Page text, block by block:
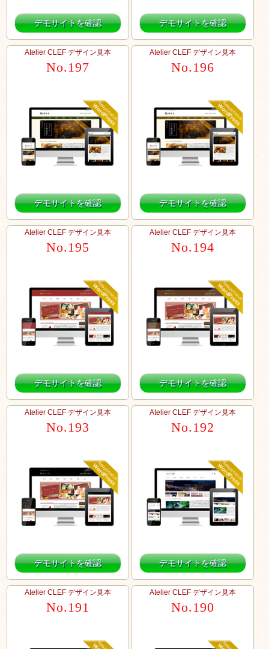
デモサイトを確認 デモサイトを確認
Atelier CLEF デザイン見本
No.197
デモサイトを確認
Atelier CLEF デザイン見本
No.196
デモサイトを確認
Atelier CLEF デザイン見本
No.195
デモサイトを確認
Atelier CLEF デザイン見本
No.194
デモサイトを確認
Atelier CLEF デザイン見本
No.193
デモサイトを確認
Atelier CLEF デザイン見本
No.192
デモサイトを確認
Atelier CLEF デザイン見本
No.191
Atelier CLEF デザイン見本
No.190